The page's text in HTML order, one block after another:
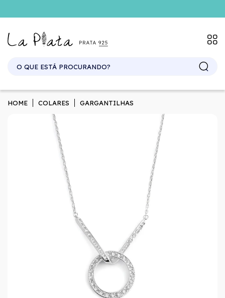
HOME COLARES GARGANTILHAS